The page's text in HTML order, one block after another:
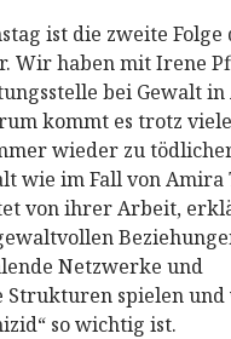
ist die zweite Folge
Wir haben mit Irene
bei Gewalt
kommt es trotz
wieder zu
wie im Fall von Amira
von ihrer Arbeit,
Netzwerke und
Strukturen spielen
so wichtig ist.